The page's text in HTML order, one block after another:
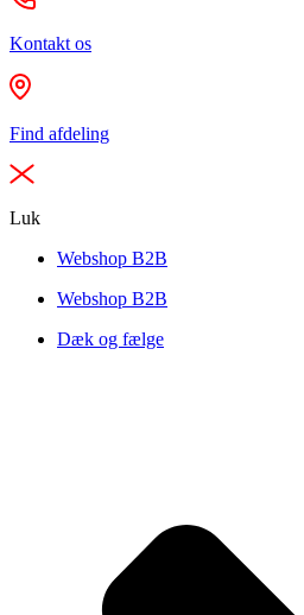
Kontakt os
Find afdeling
Luk
Webshop B2B
Webshop B2B
Dæk og fælge